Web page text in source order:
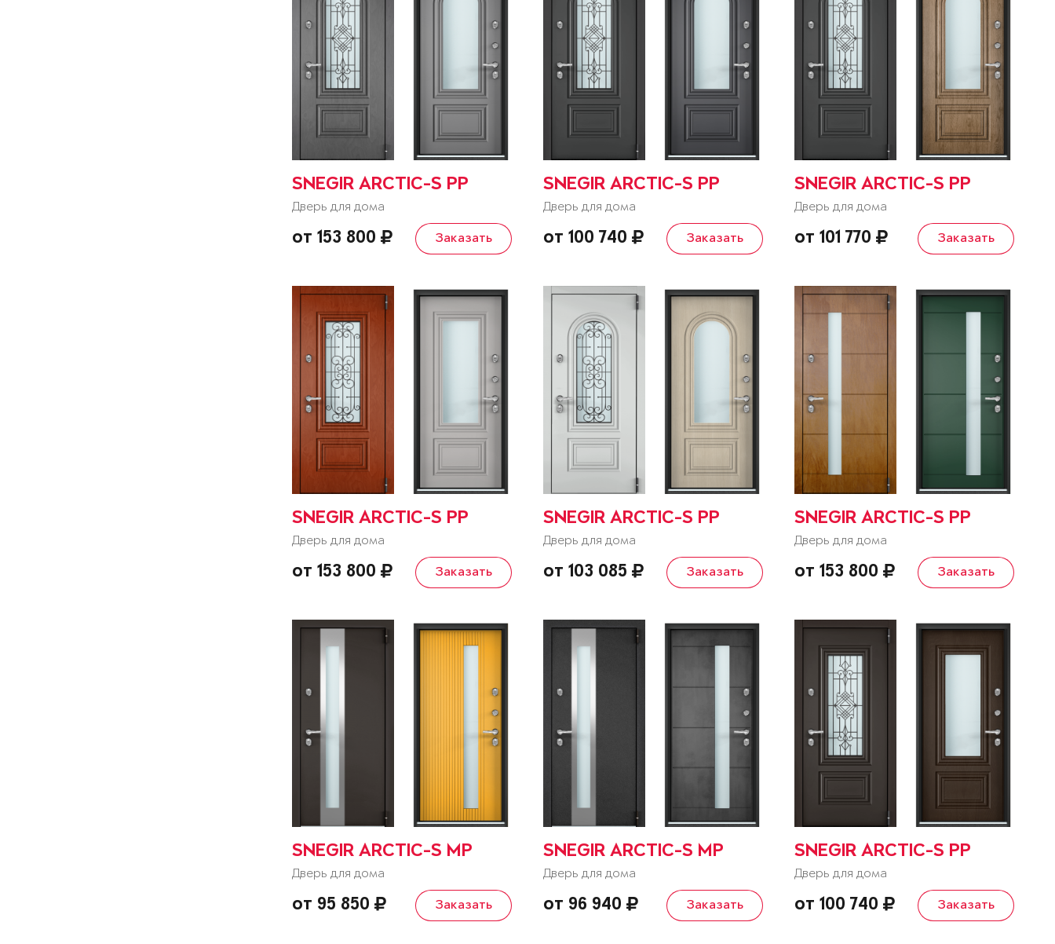
SNEGIR ARCTIC-S PP
Дверь для дома
от 153 800 Заказать
SNEGIR ARCTIC-S PP
Дверь для дома
от 100 740 Заказать
SNEGIR ARCTIC-S PP
Дверь для дома
от 101 770 Заказать
SNEGIR ARCTIC-S PP
Дверь для дома
от 153 800 Заказать
SNEGIR ARCTIC-S PP
Дверь для дома
от 103 085 Заказать
SNEGIR ARCTIC-S PP
Дверь для дома
от 153 800 Заказать
SNEGIR ARCTIC-S MP
Дверь для дома
от 95 850 Заказать
SNEGIR ARCTIC-S MP
Дверь для дома
от 96 940 Заказать
SNEGIR ARCTIC-S PP
Дверь для дома
от 100 740 Заказать